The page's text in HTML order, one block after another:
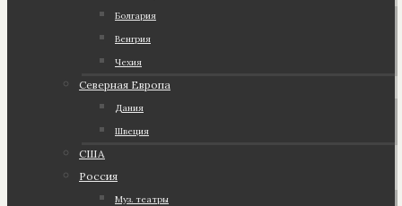
Болгария
Венгрия
Чехия
Северная Европа
Дания
Швеция
США
Россия
Муз. театры